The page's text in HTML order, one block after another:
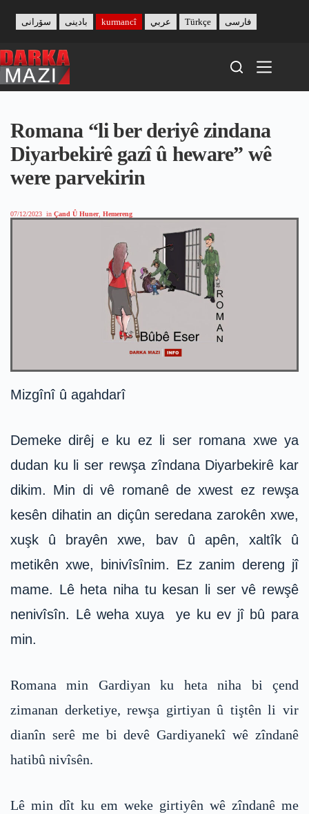
content
بادینی سۆرانی kurmancî عربي Türkçe فارسی
Romana “li ber deriyê zindana
Diyarbekirê gazî û heware” wê
were parvekirin
07/12/2023 in Çand Û Huner, Hemereng
Mizgînî û agahdarî
Demeke dirêj e ku ez li ser romana xwe ya
dudan ku li ser rewşa zîndana Diyarbekirê kar
dikim. Min di vê romanê de xwest ez rewşa
kesên dihatin an diçûn seredana zarokên xwe,
xuşk û brayên xwe, bav û apên, xaltîk û
metikên xwe, binivîsînim. Ez zanim dereng jî
mame. Lê heta niha tu kesan li ser vê rewşê
nenivîsîn. Lê weha xuya ye ku ev jî bû para
min.
Romana min Gardiyan ku heta niha bi çend
zimanan derketiye, rewşa girtiyan û tiştên li vir
dianîn serê me bi devê Gardiyanekî wê zîndanê
hatibû nivîsên.
Lê min dît ku em weke girtiyên wê zîndanê me